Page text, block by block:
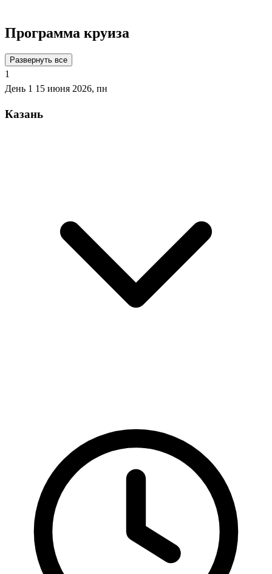
Программа круиза
Развернуть все
1
День 1 15 июня 2026, пн
Казань